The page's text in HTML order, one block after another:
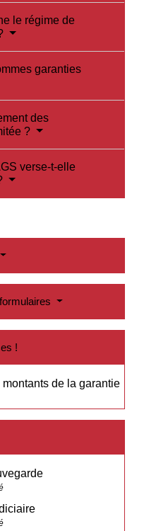
le régime de
garanties
des
?
verse-t-elle
!
de la garantie